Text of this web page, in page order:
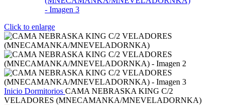
Click to enlarge
Inicio Dormitorios CAMA NEBRASKA KING C/2
VELADORES (MNECAMANKA/MNEVELADORNKA)